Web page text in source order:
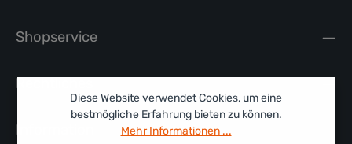
Shopservice
Rechtliches
Information
Diese Website verwendet Cookies, um eine
bestmögliche Erfahrung bieten zu können.
Mehr Informationen ...